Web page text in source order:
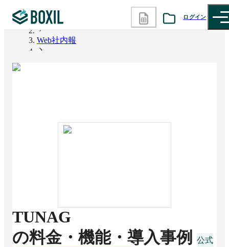
ログイン
カテゴリから探す
BOXILの使い方ガイド
BOXIL
Web社内報
TUNAG
の料金・機能・導入事例